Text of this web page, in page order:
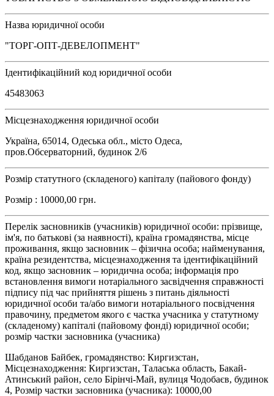
Назва юридичної особи
"ТОРГ-ОПТ-ДЕВЕЛОПМЕНТ"
Ідентифікаційний код юридичної особи
45483063
Місцезнаходження юридичної особи
Україна, 65014, Одеська обл., місто Одеса,
пров.Обсерваторний, будинок 2/6
Розмір статутного (складеного) капіталу (пайового фонду)
Розмір : 10000,00 грн.
Перелік засновників (учасників) юридичної особи: прізвище,
ім'я, по батькові (за наявності), країна громадянства, місце
проживання, якщо засновник – фізична особа; найменування,
країна резидентства, місцезнаходження та ідентифікаційний
код, якщо засновник – юридична особа; інформація про
встановлення вимоги нотаріального засвідчення справжності
підпису під час прийняття рішень з питань діяльності
юридичної особи та/або вимоги нотаріального посвідчення
правочину, предметом якого є частка учасника у статутному
(складеному) капіталі (пайовому фонді) юридичної особи;
розмір частки засновника (учасника)
Шабданов Байбек, громадянство: Киргизстан,
Місцезнаходження: Киргизстан, Таласька область, Бакай-
Атинський район, село Бірінчі-Май, вулиця Чодобаєв, будинок
4, Розмір частки засновника (учасника): 10000,00